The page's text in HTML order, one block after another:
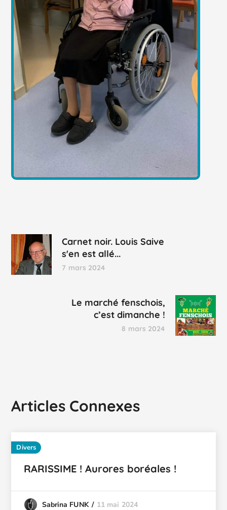
Carnet noir. Louis Saive
s'en est allé...
7 mars 2024
Le marché fenschois,
c’est dimanche !
8 mars 2024
Articles Connexes
Divers
RARISSIME ! Aurores boréales !
Sabrina FUNK 11 mai 2024